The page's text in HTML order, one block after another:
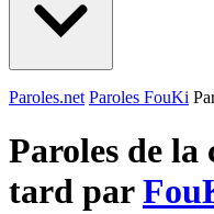
Paroles.net Paroles FouKi
Paroles de la
tard par